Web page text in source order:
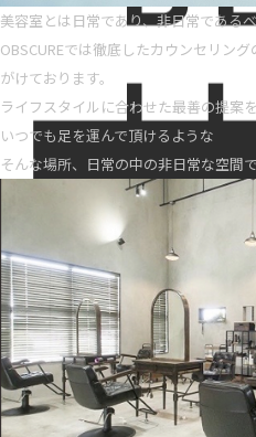
美容室とは日常であり、非日常であるべ
OBSCUREでは徹底したカウンセリン
がけております。
ライフスタイルに合わせた最善の提案
いつでも足を運んで頂けるような
そんな場所、日常の中の非日常な空間